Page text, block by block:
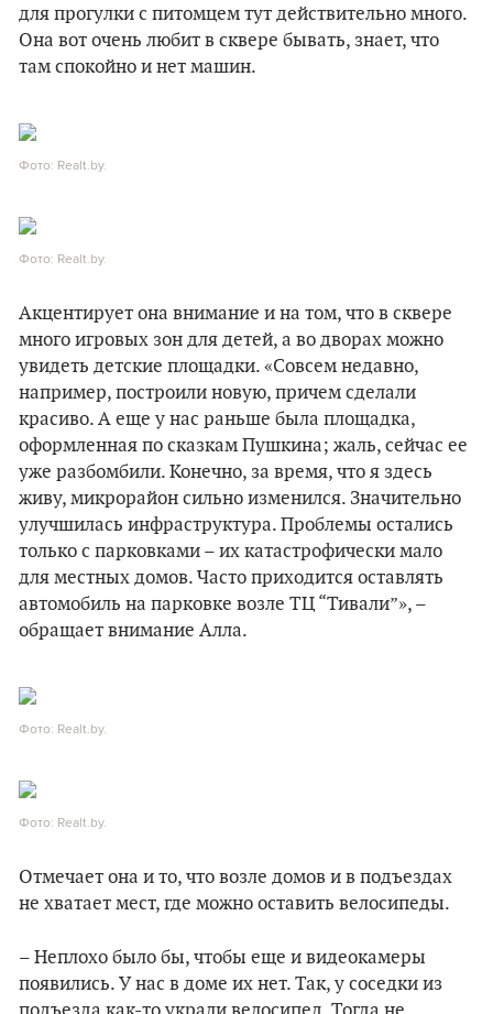
для прогулки с питомцем тут действительно много.
Она вот очень любит в сквере бывать, знает, что
там спокойно и нет машин.
Фото: Realt.by.
Фото: Realt.by.
Акцентирует она внимание и на том, что в сквере
много игровых зон для детей, а во дворах можно
увидеть детские площадки. «Совсем недавно,
например, построили новую, причем сделали
красиво. А еще у нас раньше была площадка,
оформленная по сказкам Пушкина; жаль, сейчас ее
уже разбомбили. Конечно, за время, что я здесь
живу, микрорайон сильно изменился. Значительно
улучшилась инфраструктура. Проблемы остались
только с парковками – их катастрофически мало
для местных домов. Часто приходится оставлять
автомобиль на парковке возле ТЦ “Тивали”», –
обращает внимание Алла.
Фото: Realt.by.
Фото: Realt.by.
Отмечает она и то, что возле домов и в подъездах
не хватает мест, где можно оставить велосипеды.
– Неплохо было бы, чтобы еще и видеокамеры
появились. У нас в доме их нет. Так, у соседки из